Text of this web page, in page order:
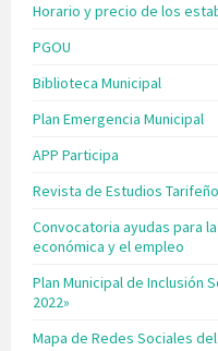
Horario y precio de los
PGOU
Biblioteca Municipal
Plan Emergencia Municipal
APP Participa
Revista de Estudios
Convocatoria ayudas para
económica y el empleo
Plan Municipal de Inclusión
2022»
Mapa de Redes Sociales